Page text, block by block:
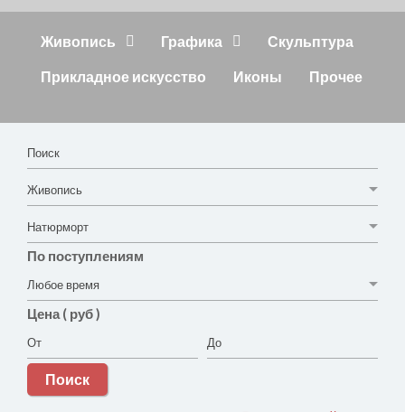
Живопись Графика Скульптура
Прикладное искусство Иконы Прочее
По поступлениям
Цена ( руб )
Поиск